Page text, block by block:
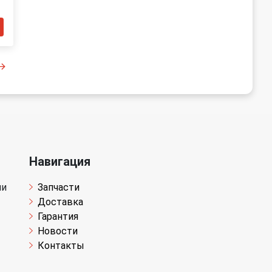
Навигация
Запчасти
Доставка
Гарантия
Новости
Контакты